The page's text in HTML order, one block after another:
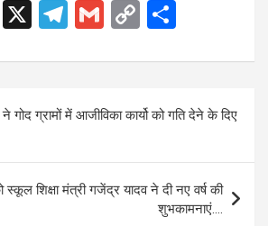
W
s
X
T
e
gr
a
m
G
ail
C
py
Li
n
k
ar
e
गोद ग्रामों में आजीविका कार्यो को गति देने के दिए
शिक्षा मंत्री गजेंद्र यादव ने दी नए वर्ष की
शुभकामनाएं….